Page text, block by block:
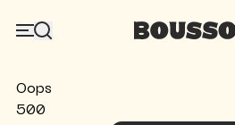
Oops
500